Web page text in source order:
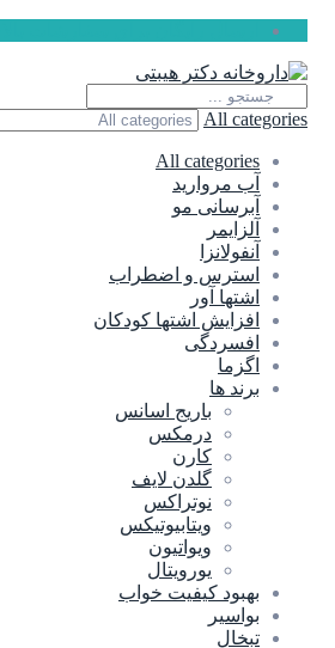
All categories
All categories
آب مروارید
آبرسانی مو
آلزایمر
آنفولانزا
استرس و اضطراب
اشتها آور
افزایش اشتها کودکان
افسردگی
اگزما
برند ها
باریج اسانس
درمکس
کارن
گلدن لایف
نوتراکس
ویتابیوتیکس
ویواتیون
یورویتال
بهبود کیفیت خواب
بواسیر
تبخال